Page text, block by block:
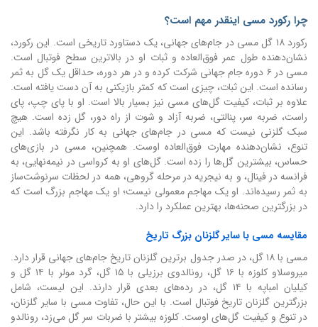
چرا رکورد مسی اینقدر مهم است؟
رکورد ۱۸ گل مسی در جام‌های جهانی، یک دستاورد تاریخی است. این رکورد،
نشان‌دهنده طول عمر فوق‌العاده و ثبات او در بالاترین سطح فوتبال است.
مسی در ۶ دوره جام جهانی شرکت کرده و در هر دوره، حداقل یک گل به ثمر
رسانده است. این ثبات، چیزی است که کمتر بازیکنی به آن دست یافته است.
علاوه بر ثبات، کیفیت گل‌های مسی نیز بسیار بالا است. او با پای چپ، پای
راست، ضربه سر، پنالتی، ضربه آزاد و شوت از راه دور، گل زده است. هیچ
سبک گلزنی نیست که مسی در جام‌های جهانی به کار نگرفته باشد. این
تنوع، نشان‌دهنده مهارت فوق‌العاده اوست. همچنین، مسی در بازی‌های
حساس، بیشترین گل‌ها را زده است. گل‌های او به کرواسی در نیمه‌نهایی، به
فرانسه در فینال، و به نیجریه در مرحله گروهی، همه در لحظات سرنوشت‌ساز
به ثمر رسیده‌اند. او یک مهاجم معمولی نیست؛ او یک مهاجم بزرگ است که
در بزرگترین صحنه‌ها، بهترین عملکرد را دارد.
مقایسه مسی با سایر گلزنان بزرگ تاریخ
مسی با ۱۸ گل، در صدر جدول برترین گلزنان تاریخ جام‌های جهانی قرار دارد.
میروسلاو کلوزه با ۱۶ گل، رونالدوی برزیلی با ۱۵ گل، گرد مولر با ۱۴ گل و
کیلیان امباپه با ۱۴ گل، در رده‌های بعدی قرار دارند. این لیست، شامل
بزرگترین گلزنان تاریخ فوتبال است. با این حال، تفاوت مسی با سایر گلزنان،
در تنوع و کیفیت گل‌های اوست. کلوزه بیشتر با ضربات سر گل می‌زد، رونالدو